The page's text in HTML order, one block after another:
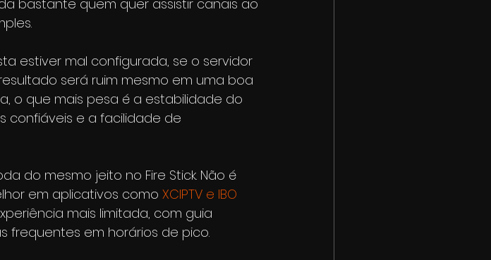
bastante quem quer assistir canais ao
estiver mal configurada, se o servidor
será ruim mesmo em uma boa
o que mais pesa é a estabilidade do
confiáveis e a facilidade de
do mesmo jeito no Fire Stick. Não é
em aplicativos como XCIPTV e IBO
mais limitada, com guia
frequentes em horários de pico.